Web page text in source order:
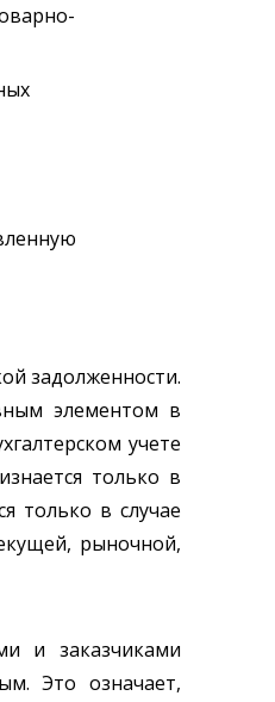
задолженности.
элементом в
учете
только в
только в случае
рыночной,
и заказчиками
Это означает,